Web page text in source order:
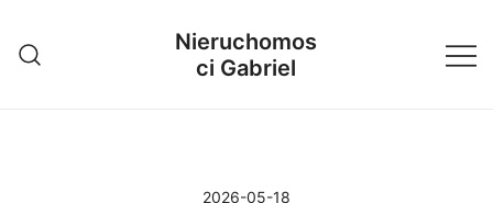
treści
Nieruchomos
ci Gabriel
2026-05-18